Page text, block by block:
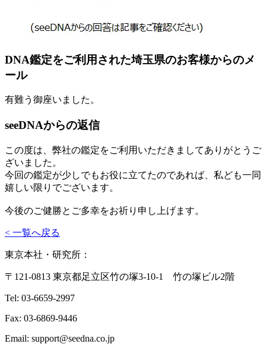
DNA鑑定をご利用された埼玉県のお客様からのメ
ール
有難う御座いました。
seeDNAからの返信
この度は、弊社の鑑定をご利用いただきましてありがとうご
ざいました。
今回の鑑定が少しでもお役に立てたのであれば、私ども一同
嬉しい限りでございます。
今後のご健勝とご多幸をお祈り申し上げます。
< 一覧へ戻る
東京本社・研究所：
〒121-0813 東京都足立区竹の塚3-10-1 竹の塚ビル2階
Tel: 03-6659-2997
Fax: 03-6869-9446
Email: support@seedna.co.jp